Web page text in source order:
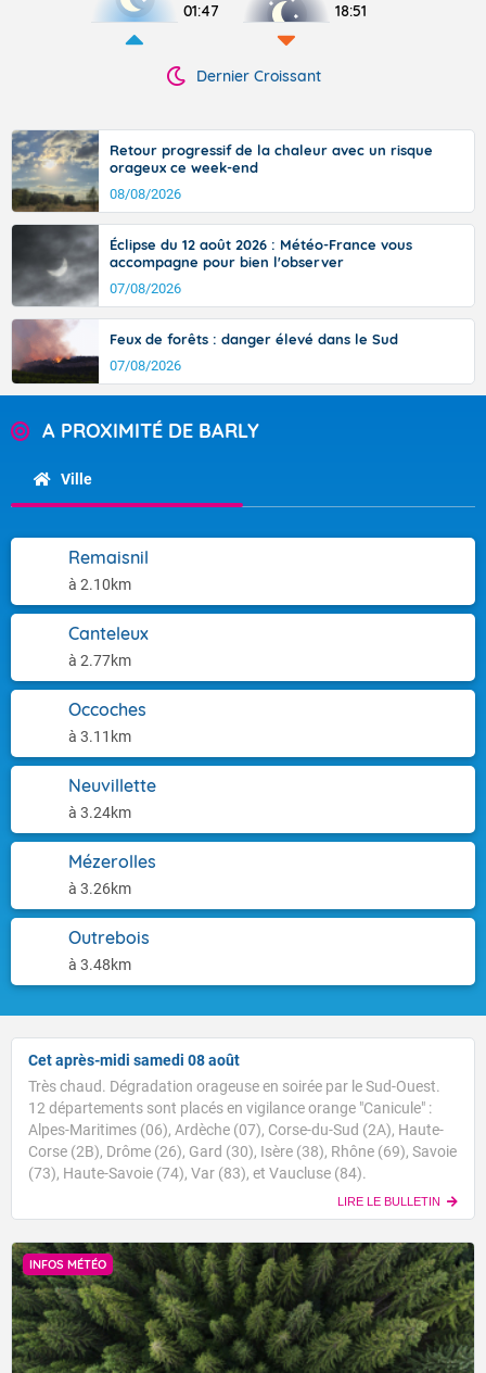
01:47 18:51
Dernier Croissant
Retour progressif de la chaleur avec un risque
orageux ce week-end
08/08/2026
Éclipse du 12 août 2026 : Météo-France vous
accompagne pour bien l'observer
07/08/2026
Feux de forêts : danger élevé dans le Sud
07/08/2026
A PROXIMITÉ DE BARLY
Ville
Remaisnil
à 2.10km
Canteleux
à 2.77km
Occoches
à 3.11km
Neuvillette
à 3.24km
Mézerolles
à 3.26km
Outrebois
à 3.48km
Cet après-midi samedi 08 août
Très chaud. Dégradation orageuse en soirée par le Sud-Ouest.
12 départements sont placés en vigilance orange "Canicule" :
Alpes-Maritimes (06), Ardèche (07), Corse-du-Sud (2A), Haute-
Corse (2B), Drôme (26), Gard (30), Isère (38), Rhône (69), Savoie
(73), Haute-Savoie (74), Var (83), et Vaucluse (84).
LIRE LE BULLETIN
INFOS MÉTÉO